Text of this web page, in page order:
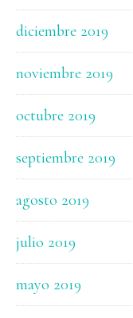
diciembre 2019
noviembre 2019
octubre 2019
septiembre 2019
agosto 2019
julio 2019
mayo 2019